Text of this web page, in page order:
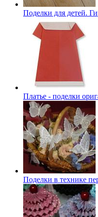
Поделки для детей.
Платье - поделки
Поделки в технике